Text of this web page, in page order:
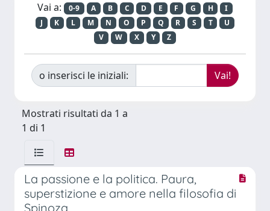
Vai a: 0-9 A B C D E F G H
I
J
K L M N O P Q R S T
U
V
W X Y Z
o inserisci le iniziali:
Mostrati risultati da 1 a
1 di 1
La passione e la politica. Paura,
superstizione e amore nella filosofia di
Spinoza.